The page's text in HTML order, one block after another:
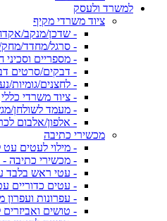
למשרד ולעסק
ציוד משרדי מקיף
- שדכן/מנקב/
- סרגל/מחדד/
- מספריים וסכיני
- דבקים/סרטים
- לחצנים/גומיות/
- ציוד משרדי כללי
- מעמד לשולחן/
- אלפון/אלבום
מכשירי כתיבה
- מילוי לעטים עט
- מכשירי כתיבה -
- עטי ראש בלבד
- עטים כדוריים
- עפרונות ועפרון
- טושים ואביזרים